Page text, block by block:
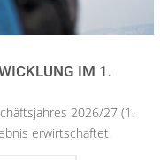
IM 1.
2026/27 (1.
erwirtschaftet.